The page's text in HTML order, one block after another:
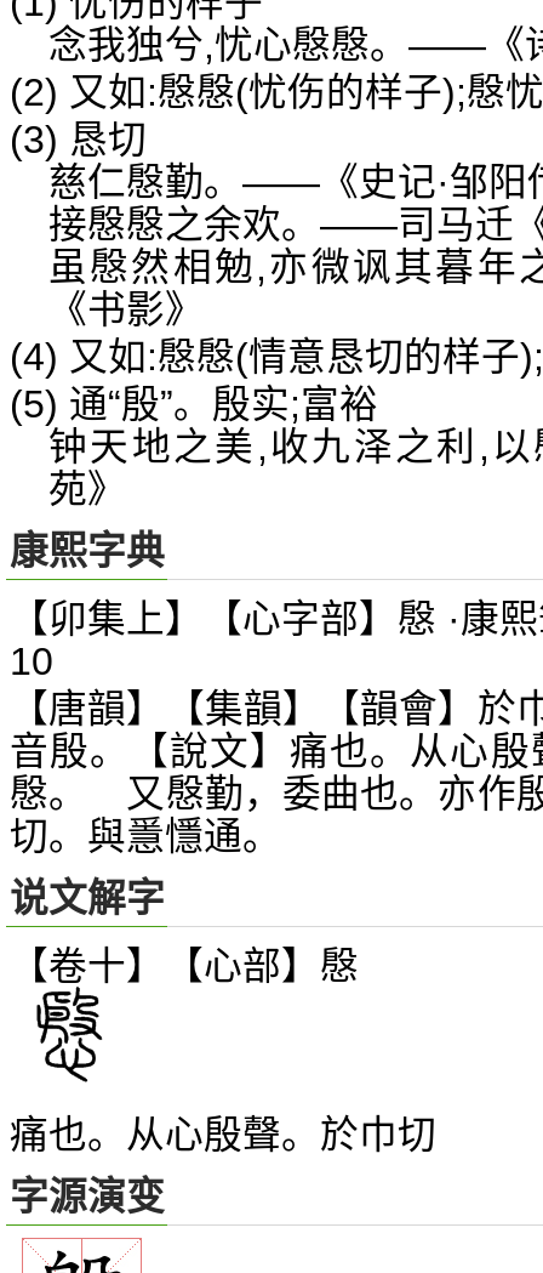
念我独兮,忧心慇慇。——《
(2) 又如:慇慇(忧伤的样子);慇
(3) 恳切
慈仁慇勤。——《史记·邹阳
接慇慇之余欢。——司马迁
虽慇然相勉,亦微讽其暮
《书影》
(4) 又如:慇慇(情意恳切的样子
(5) 通“殷”。殷实;富裕
钟天地之美,收九泽之利,
苑》
康熙字典
【卯集上】【心字部】慇 ·康
10
【唐韻】【集韻】【韻會】於
音殷。【說文】痛也。从心
慇。 又慇勤，委曲也。亦作
切。與㥯懚通。
说文解字
【卷十】【心部】 慇
痛也。从心殷聲。於巾切
字源演变